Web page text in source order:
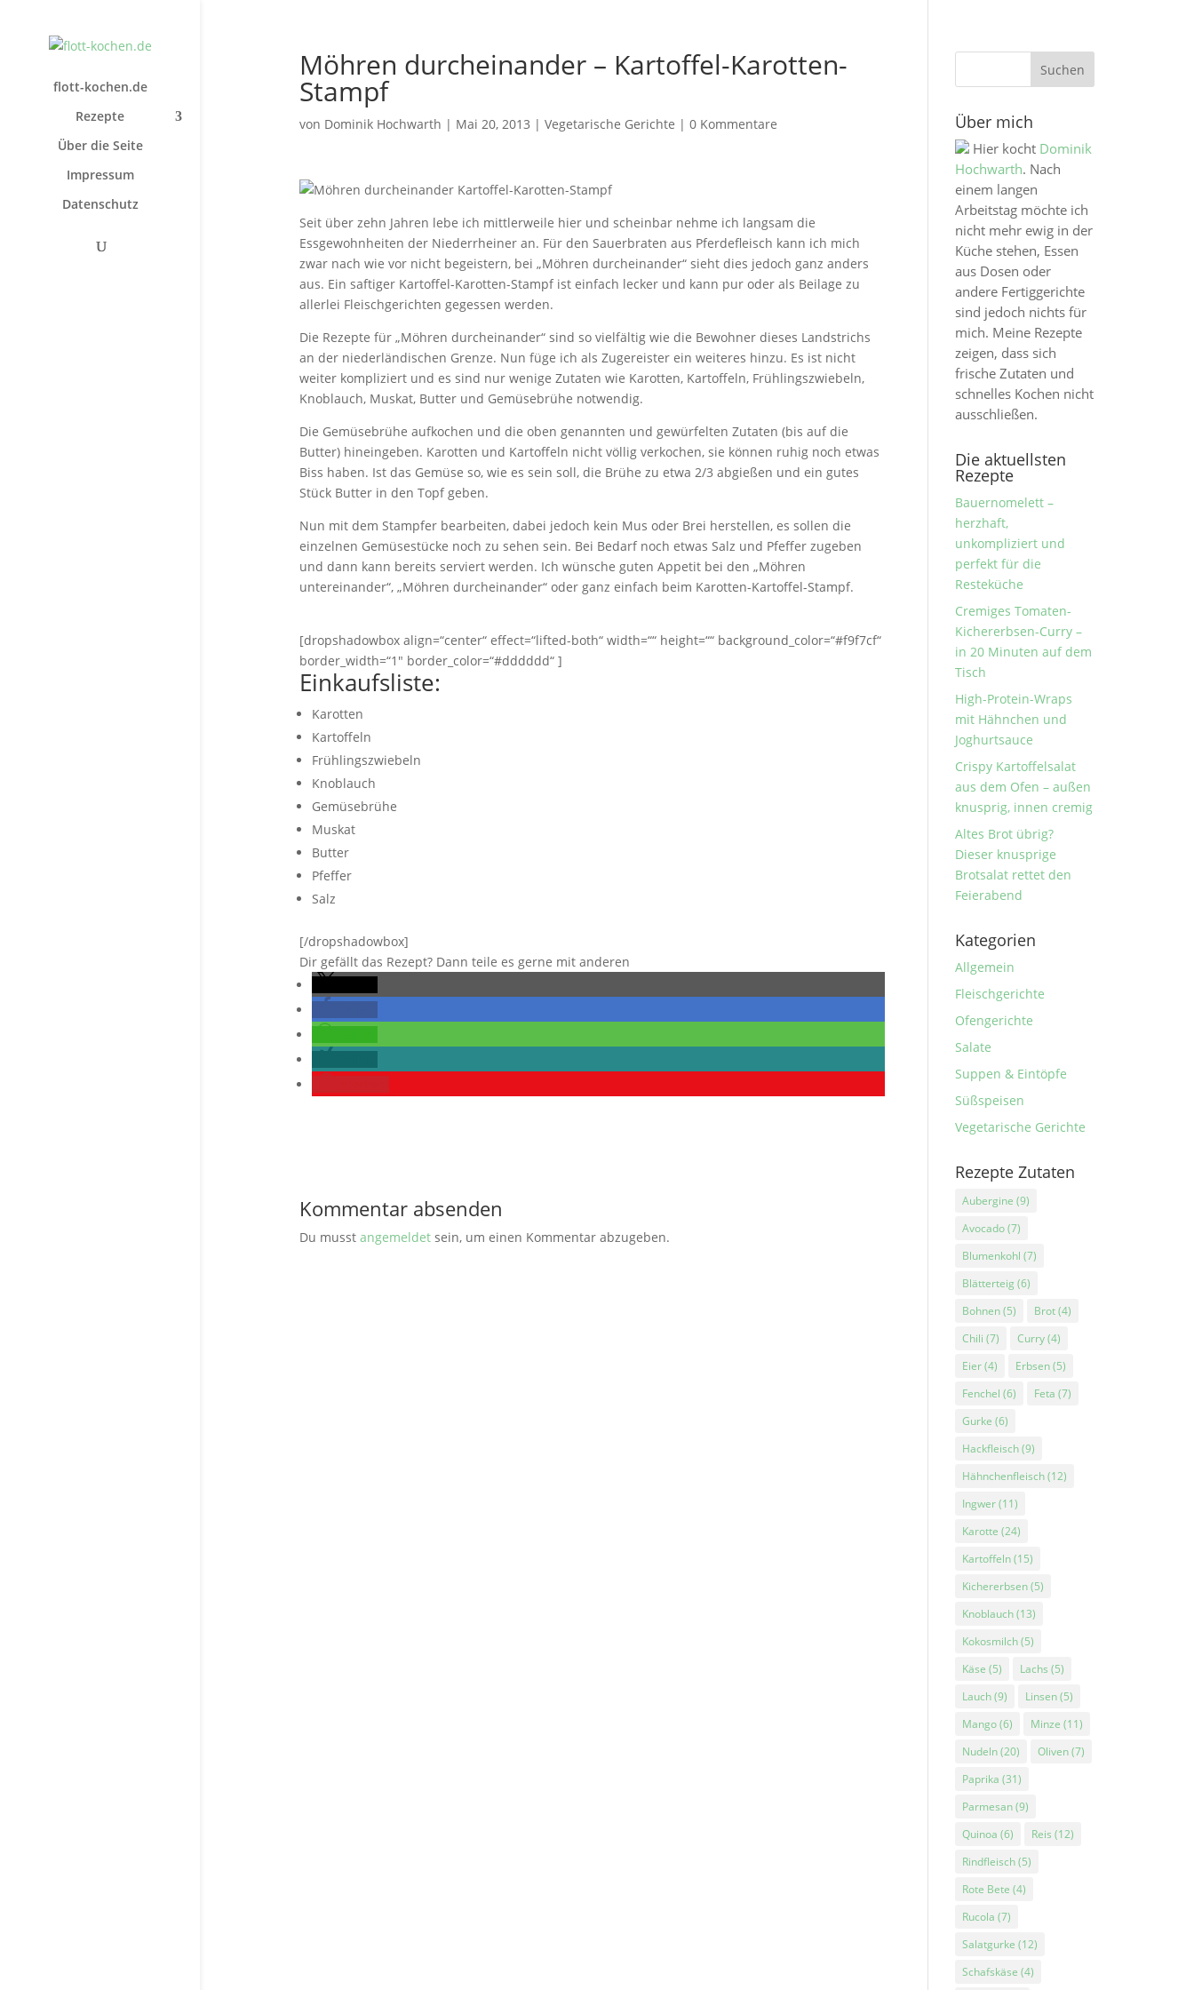
flott-kochen.de
Rezepte
Über die Seite
Impressum
Datenschutz
Möhren durcheinander – Kartoffel-Karotten-
Stampf
von Dominik Hochwarth | Mai 20, 2013 | Vegetarische Gerichte | 0 Kommentare
Seit über zehn Jahren lebe ich mittlerweile hier und scheinbar nehme ich langsam die
Essgewohnheiten der Niederrheiner an. Für den Sauerbraten aus Pferdefleisch kann ich mich
zwar nach wie vor nicht begeistern, bei „Möhren durcheinander“ sieht dies jedoch ganz anders
aus. Ein saftiger Kartoffel-Karotten-Stampf ist einfach lecker und kann pur oder als Beilage zu
allerlei Fleischgerichten gegessen werden.
Die Rezepte für „Möhren durcheinander“ sind so vielfältig wie die Bewohner dieses Landstrichs
an der niederländischen Grenze. Nun füge ich als Zugereister ein weiteres hinzu. Es ist nicht
weiter kompliziert und es sind nur wenige Zutaten wie Karotten, Kartoffeln, Frühlingszwiebeln,
Knoblauch, Muskat, Butter und Gemüsebrühe notwendig.
Die Gemüsebrühe aufkochen und die oben genannten und gewürfelten Zutaten (bis auf die
Butter) hineingeben. Karotten und Kartoffeln nicht völlig verkochen, sie können ruhig noch etwas
Biss haben. Ist das Gemüse so, wie es sein soll, die Brühe zu etwa 2/3 abgießen und ein gutes
Stück Butter in den Topf geben.
Nun mit dem Stampfer bearbeiten, dabei jedoch kein Mus oder Brei herstellen, es sollen die
einzelnen Gemüsestücke noch zu sehen sein. Bei Bedarf noch etwas Salz und Pfeffer zugeben
und dann kann bereits serviert werden. Ich wünsche guten Appetit bei den „Möhren
untereinander“, „Möhren durcheinander“ oder ganz einfach beim Karotten-Kartoffel-Stampf.
[dropshadowbox align=“center“ effect=“lifted-both“ width=““ height=““ background_color=“#f9f7cf“
border_width=“1″ border_color=“#dddddd“ ]
Einkaufsliste:
Karotten
Kartoffeln
Frühlingszwiebeln
Knoblauch
Gemüsebrühe
Muskat
Butter
Pfeffer
Salz
[/dropshadowbox]
Dir gefällt das Rezept? Dann teile es gerne mit anderen
Kommentar absenden
Du musst angemeldetsein, um einen Kommentar abzugeben.
Über mich
Hier kocht Dominik
Hochwarth. Nach
einem langen
Arbeitstag möchte ich
nicht mehr ewig in der
Küche stehen, Essen
aus Dosen oder
andere Fertiggerichte
sind jedoch nichts für
mich. Meine Rezepte
zeigen, dass sich
frische Zutaten und
schnelles Kochen nicht
ausschließen.
Die aktuellsten
Rezepte
Bauernomelett –
herzhaft,
unkompliziert und
perfekt für die
Resteküche
Cremiges Tomaten-
Kichererbsen-Curry –
in 20 Minuten auf dem
Tisch
High-Protein-Wraps
mit Hähnchen und
Joghurtsauce
Crispy Kartoffelsalat
aus dem Ofen – außen
knusprig, innen cremig
Altes Brot übrig?
Dieser knusprige
Brotsalat rettet den
Feierabend
Kategorien
Allgemein
Fleischgerichte
Ofengerichte
Salate
Suppen & Eintöpfe
Süßspeisen
Vegetarische Gerichte
Rezepte Zutaten
Aubergine (9)
Avocado(7)
Blumenkohl (7)
Blätterteig (6)
Bohnen(5) Brot(4)
Chili (7) Curry(4)
Eier(4) Erbsen(5)
Fenchel (6) Feta (7)
Gurke (6)
Hackfleisch(9)
Hähnchenfleisch(12)
Ingwer(11)
Karotte (24)
Kartoffeln(15)
Kichererbsen(5)
Knoblauch(13)
Kokosmilch(5)
Käse (5) Lachs (5)
Lauch(9) Linsen(5)
Mango(6) Minze (11)
Nudeln(20) Oliven(7)
Paprika (31)
Parmesan(9)
Quinoa (6) Reis (12)
Rindfleisch(5)
Rote Bete (4)
Rucola (7)
Salatgurke (12)
Schafskäse (4)